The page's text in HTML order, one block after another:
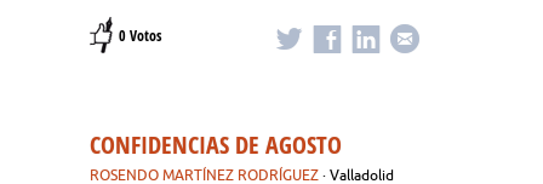
0 Votos
CONFIDENCIAS DE AGOSTO
ROSENDO MARTÍNEZ RODRÍGUEZ · Valladolid